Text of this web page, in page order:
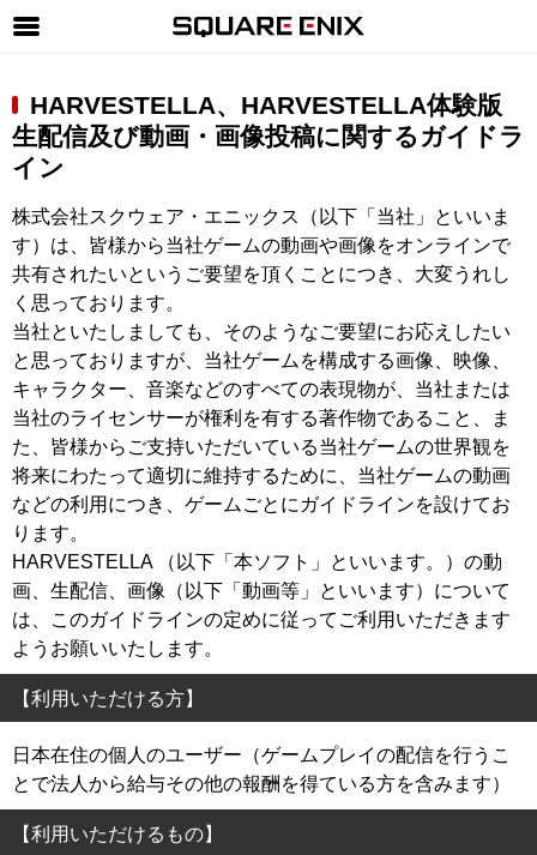
ゲーム
マガジン＆ブックス
ミュージック
グッズ
ストア
メンバーズ
動画
コラム
会社情報 採用情報
SQUARE ENIX サイト内検索
HARVESTELLA、HARVESTELLA体験版
生配信及び動画・画像投稿に関するガイドラ
イン
株式会社スクウェア・エニックス（以下「当社」といいま
す）は、皆様から当社ゲームの動画や画像をオンラインで
共有されたいというご要望を頂くことにつき、大変うれし
く思っております。
当社といたしましても、そのようなご要望にお応えしたい
と思っておりますが、当社ゲームを構成する画像、映像、
キャラクター、音楽などのすべての表現物が、当社または
当社のライセンサーが権利を有する著作物であること、ま
た、皆様からご支持いただいている当社ゲームの世界観を
将来にわたって適切に維持するために、当社ゲームの動画
などの利用につき、ゲームごとにガイドラインを設けてお
ります。
HARVESTELLA （以下「本ソフト」といいます。）の動
画、生配信、画像（以下「動画等」といいます）について
は、このガイドラインの定めに従ってご利用いただきます
ようお願いいたします。
【利用いただける方】
日本在住の個人のユーザー（ゲームプレイの配信を行うこ
とで法人から給与その他の報酬を得ている方を含みます）
【利用いただけるもの】